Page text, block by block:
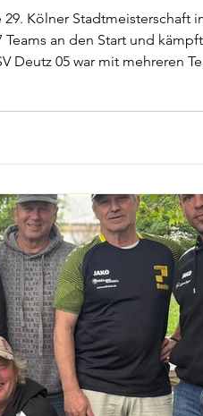
Kölner Stadtmeisterschaft
an den Start und
05 war mit mehreren